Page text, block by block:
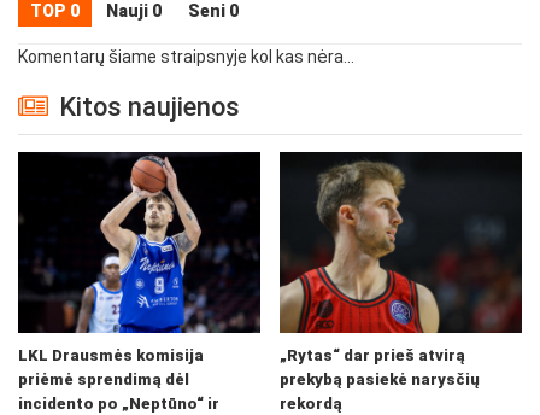
TOP 0 Nauji 0 Seni 0
Komentarų šiame straipsnyje kol kas nėra...
Kitos naujienos
LKL Drausmės komisija
priėmė sprendimą dėl
incidento po „Neptūno“ ir
„Rytas“ dar prieš atvirą
prekybą pasiekė narysčių
rekordą